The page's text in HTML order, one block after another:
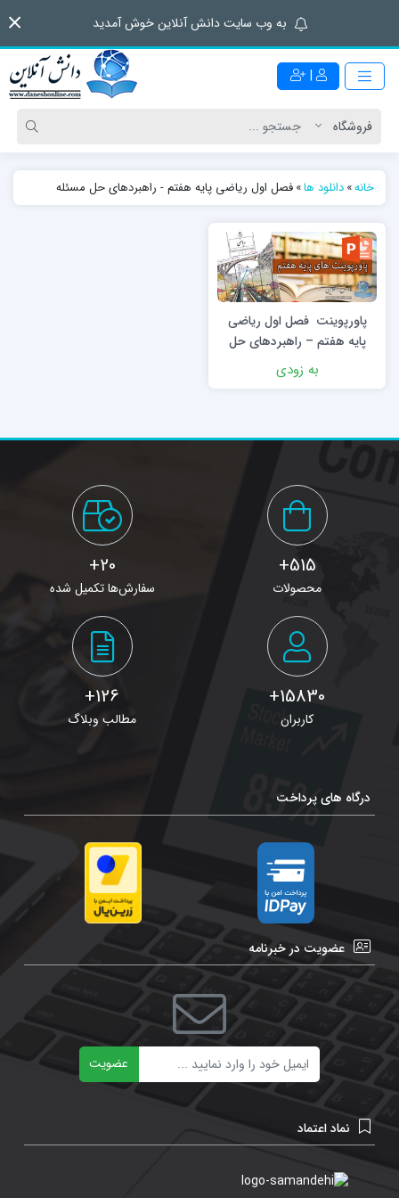
به وب سایت دانش آنلاین خوش آمدید
|
خانه»دانلود ها»فصل اول ریاضی پایه هفتم - راهبردهای حل مسئله
پاورپوینت فصل اول ریاضی
پایه هفتم – راهبردهای حل
مسئله
به زودی
515+
محصولات
20+
سفارش‌ها تکمیل شده
15830+
کاربران
126+
مطالب وبلاگ
درگاه های پرداخت
عضویت در خبرنامه
عضویت
نماد اعتماد